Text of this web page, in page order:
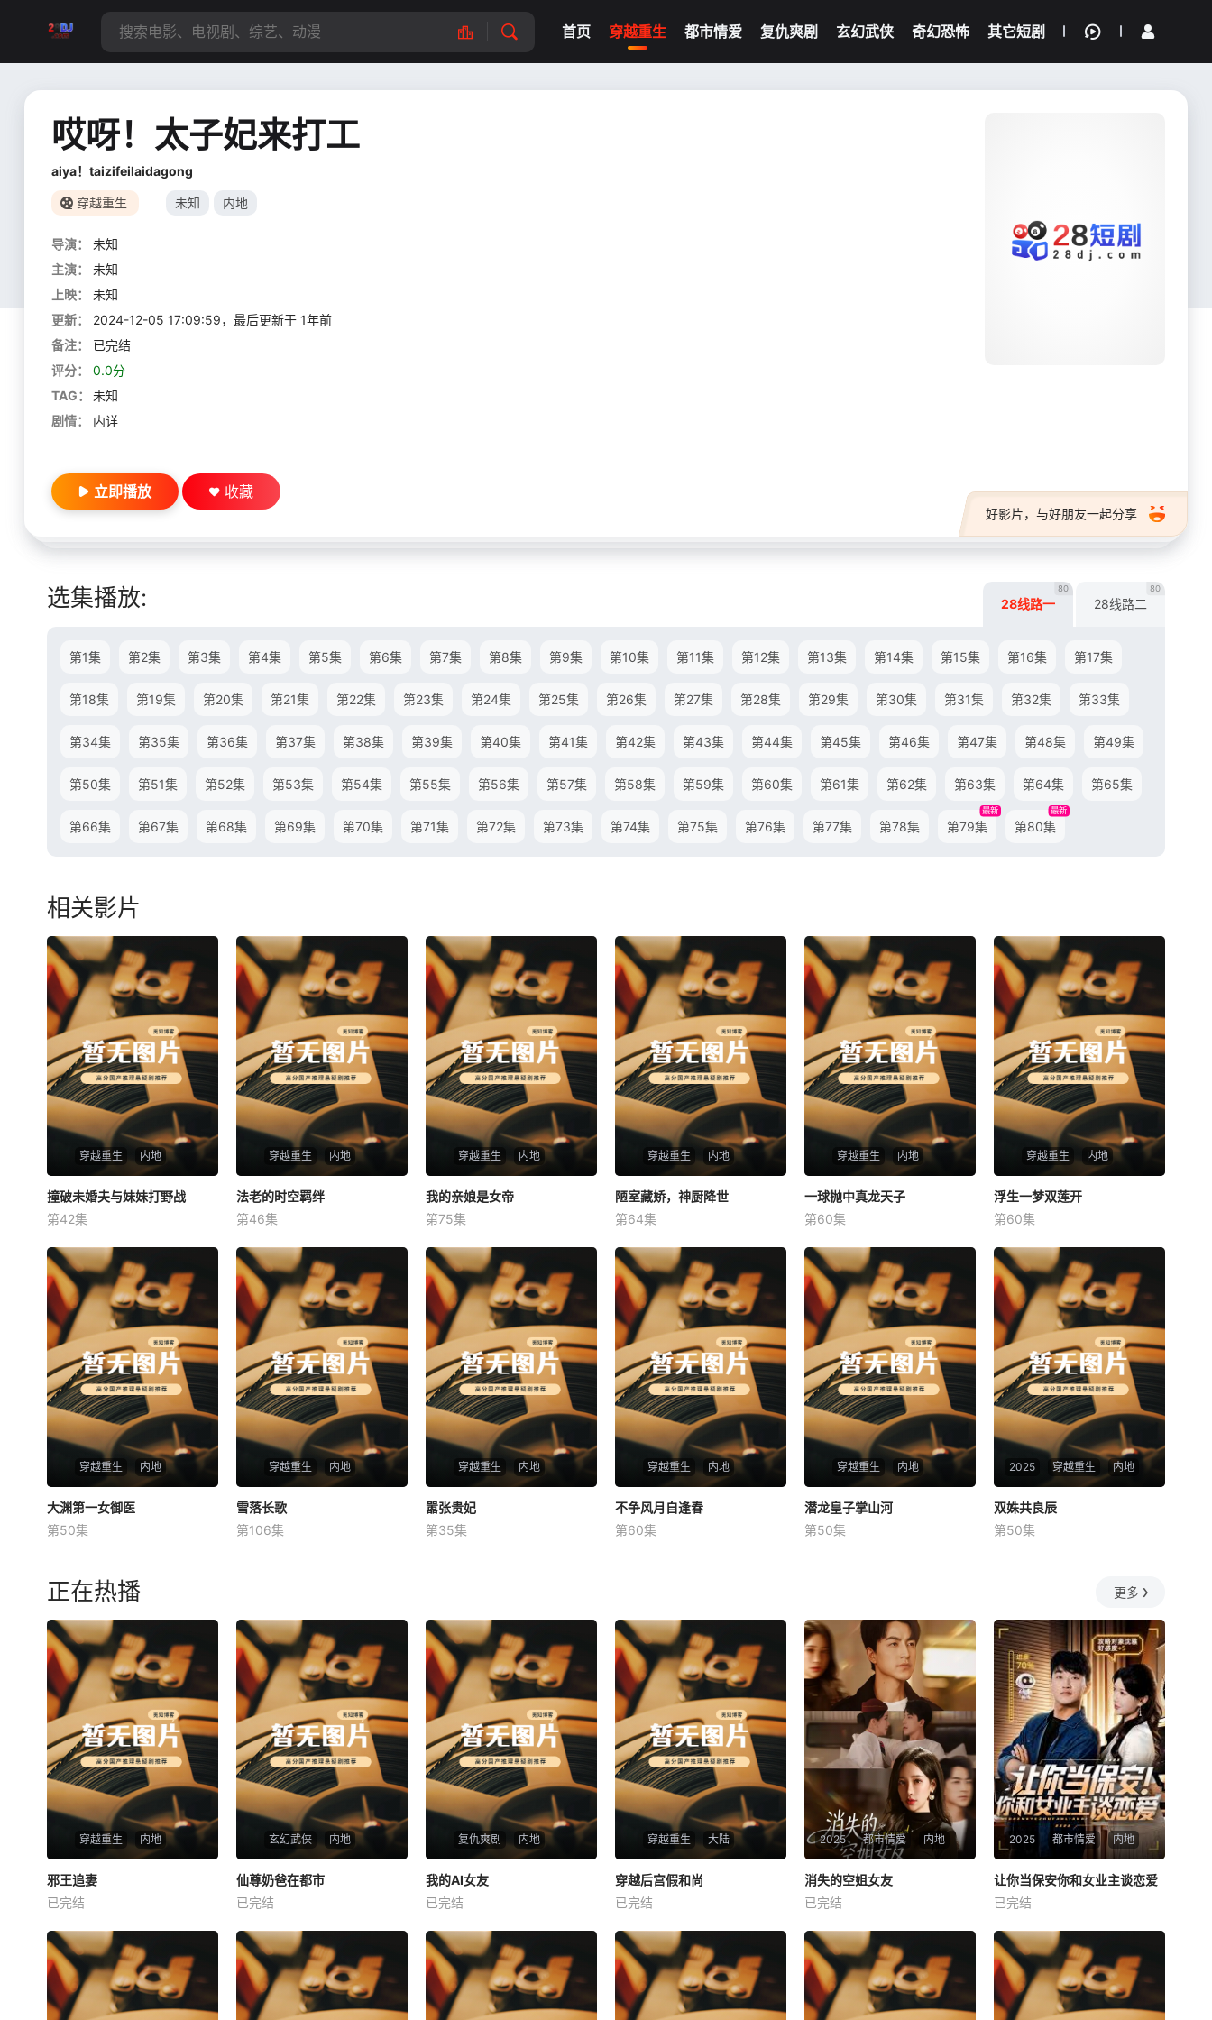
首页 穿越重生 都市情爱 复仇爽剧 玄幻武侠 奇幻恐怖 其它短剧
我的观影记录
哎呀！太子妃来打工
aiya！taizifeilaidagong
穿越重生 未知 内地
导演：
未知
主演：
未知
上映：
未知
更新：
2024-12-05 17:09:59，最后更新于 1年前
备注：
已完结
评分：
0.0分
TAG：
未知
剧情：
内详
好影片，与好朋友一起分享
立即播放 收藏
选集播放: 28线路一
80
28线路二
80
第1集 第2集 第3集 第4集 第5集 第6集 第7集 第8集 第9集 第10集 第11集 第12集 第13集 第14集 第15集 第16集 第17集
第18集 第19集 第20集 第21集 第22集 第23集 第24集 第25集 第26集 第27集 第28集 第29集 第30集 第31集 第32集 第33集
第34集 第35集 第36集 第37集 第38集 第39集 第40集 第41集 第42集 第43集 第44集 第45集 第46集 第47集 第48集 第49集
第50集 第51集 第52集 第53集 第54集 第55集 第56集 第57集 第58集 第59集 第60集 第61集 第62集 第63集 第64集 第65集
第66集 第67集 第68集 第69集 第70集 第71集 第72集 第73集 第74集 第75集 第76集 第77集 第78集 第79集
最新
第80集
最新
相关影片
穿越重生 内地
未知
撞破未婚夫与妹妹打野战
第42集
穿越重生 内地
法老的时空羁绊
未知
法老的时空羁绊
第46集
穿越重生 内地
我的亲娘是女帝
未知
我的亲娘是女帝
第75集
穿越重生 内地
陋室藏娇，神厨降世
未知
陋室藏娇，神厨降世
第64集
穿越重生 内地
一球抛中真龙天子
未知
一球抛中真龙天子
第60集
穿越重生 内地
浮生一梦双莲开
未知
浮生一梦双莲开
第60集
穿越重生 内地
大渊第一女御医
未知
大渊第一女御医
第50集
穿越重生 内地
雪落长歌
未知
雪落长歌
第106集
穿越重生 内地
嚣张贵妃
未知
嚣张贵妃
第35集
穿越重生 内地
不争风月自逢春
未知
不争风月自逢春
第60集
穿越重生 内地
潜龙皇子掌山河
未知
潜龙皇子掌山河
第50集
2025 穿越重生 内地
双姝共良辰
未知
双姝共良辰
第50集
正在热播 更多
穿越重生 内地
邪王追妻
未知
邪王追妻
已完结
玄幻武侠 内地
仙尊奶爸在都市
未知
仙尊奶爸在都市
已完结
复仇爽剧 内地
我的AI女友
未知
我的AI女友
已完结
穿越重生 大陆
穿越后宫假和尚
未知
穿越后宫假和尚
已完结
2025 都市情爱 内地
消失的空姐女友
未知
消失的空姐女友
已完结
2025 都市情爱 内地
未知
让你当保安你和女业主谈恋爱
已完结